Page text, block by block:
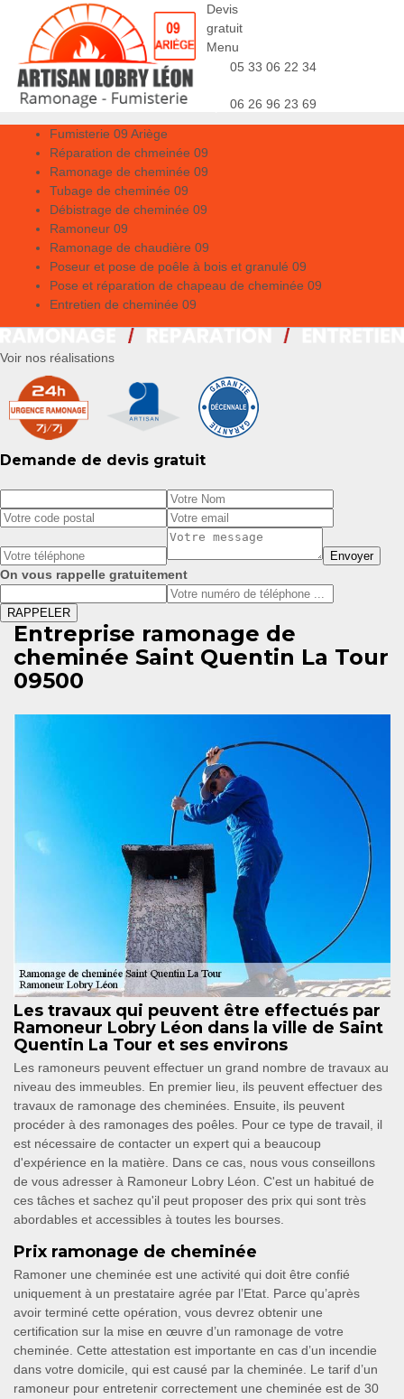
Devis
gratuit
Menu
05 33 06 22 34
06 26 96 23 69
Fumisterie 09 Ariège
Réparation de chmeinée 09
Ramonage de cheminée 09
Tubage de cheminée 09
Débistrage de cheminée 09
Ramoneur 09
Ramonage de chaudière 09
Poseur et pose de poêle à bois et granulé 09
Pose et réparation de chapeau de cheminée 09
Entretien de cheminée 09
Voir nos réalisations
Demande de devis gratuit
On vous rappelle gratuitement
Entreprise ramonage de
cheminée Saint Quentin La Tour
09500
Les travaux qui peuvent être effectués par
Ramoneur Lobry Léon dans la ville de Saint
Quentin La Tour et ses environs
Les ramoneurs peuvent effectuer un grand nombre de travaux au
niveau des immeubles. En premier lieu, ils peuvent effectuer des
travaux de ramonage des cheminées. Ensuite, ils peuvent
procéder à des ramonages des poêles. Pour ce type de travail, il
est nécessaire de contacter un expert qui a beaucoup
d'expérience en la matière. Dans ce cas, nous vous conseillons
de vous adresser à Ramoneur Lobry Léon. C'est un habitué de
ces tâches et sachez qu'il peut proposer des prix qui sont très
abordables et accessibles à toutes les bourses.
Prix ramonage de cheminée
Ramoner une cheminée est une activité qui doit être confié
uniquement à un prestataire agrée par l’Etat. Parce qu’après
avoir terminé cette opération, vous devrez obtenir une
certification sur la mise en œuvre d’un ramonage de votre
cheminée. Cette attestation est importante en cas d’un incendie
dans votre domicile, qui est causé par la cheminée. Le tarif d’un
ramoneur pour entretenir correctement une cheminée est de 30